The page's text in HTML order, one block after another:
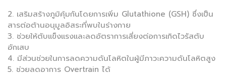
2. เสริมสร้างภูมิคุ้มกันโดยการเพิ่ม Glutathione (GSH) ซึ่งเป็น
สารต่อต้านอนุมูลอิสระที่พบในร่างกาย
3. ช่วยให้ตับแข็งแรงและลดอัตราการเสี่ยงต่อการเกิดไวรัสตับ
อักเสบ
4. มีส่วนช่วยในการลดความดันโลหิตในผู้มีภาวะความดันโลหิตสูง
5. ช่วยลดอาการ Overtrain ได้